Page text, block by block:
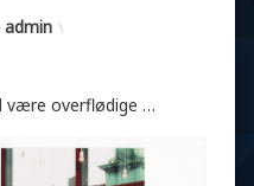
25/10/2011
admin
være overflødige …